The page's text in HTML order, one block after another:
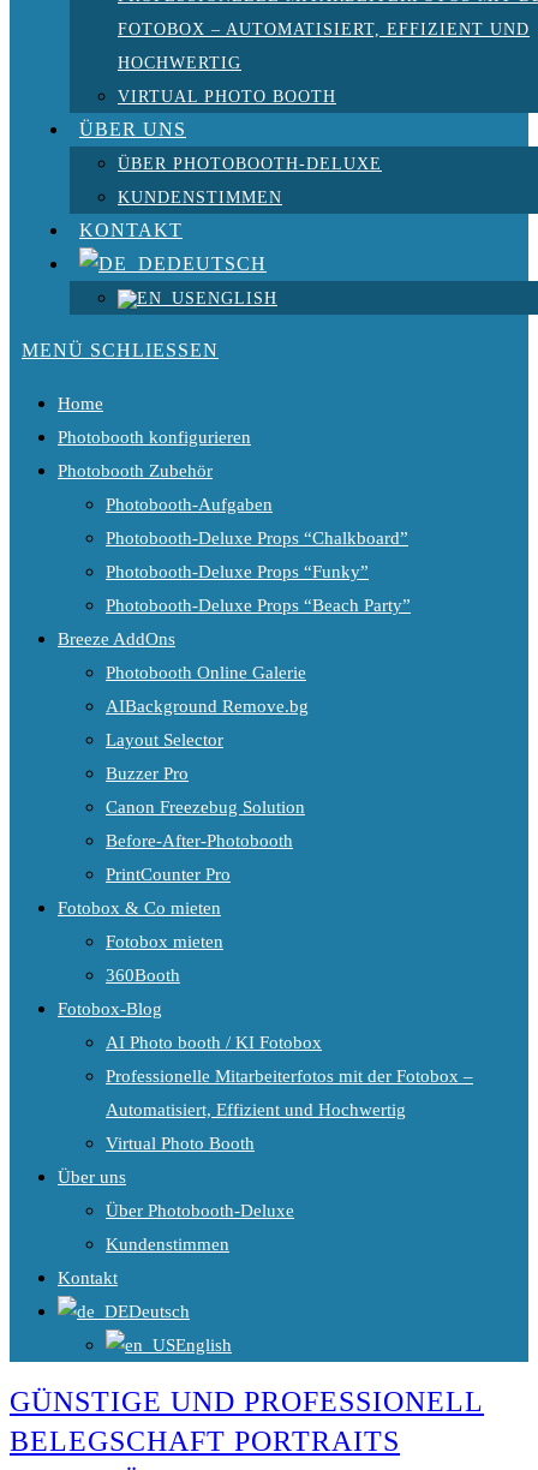
FOTOBOX – AUTOMATISIERT, EFFIZIENT UND
HOCHWERTIG
VIRTUAL PHOTO BOOTH
ÜBER UNS
ÜBER PHOTOBOOTH-DELUXE
KUNDENSTIMMEN
KONTAKT
DEUTSCH
ENGLISH
MENÜ SCHLIESSEN
Home
Photobooth konfigurieren
Photobooth Zubehör
Photobooth-Aufgaben
Photobooth-Deluxe Props “Chalkboard”
Photobooth-Deluxe Props “Funky”
Photobooth-Deluxe Props “Beach Party”
Breeze AddOns
Photobooth Online Galerie
AIBackground Remove.bg
Layout Selector
Buzzer Pro
Canon Freezebug Solution
Before-After-Photobooth
PrintCounter Pro
Fotobox & Co mieten
Fotobox mieten
360Booth
Fotobox-Blog
AI Photo booth / KI Fotobox
Professionelle Mitarbeiterfotos mit der Fotobox –
Automatisiert, Effizient und Hochwertig
Virtual Photo Booth
Über uns
Über Photobooth-Deluxe
Kundenstimmen
Kontakt
Deutsch
English
GÜNSTIGE UND PROFESSIONELL
BELEGSCHAFT PORTRAITS